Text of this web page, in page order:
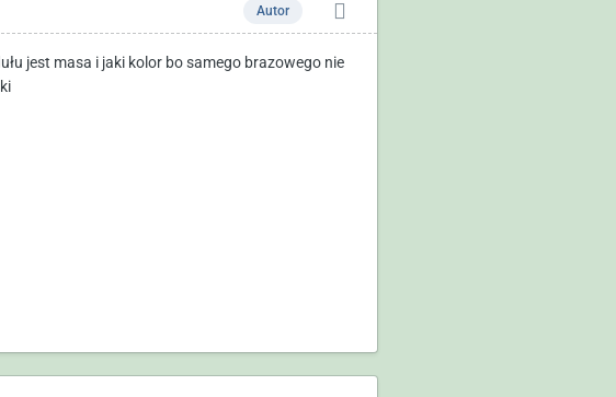
Autor
jest masa i jaki kolor bo samego brazowego nie